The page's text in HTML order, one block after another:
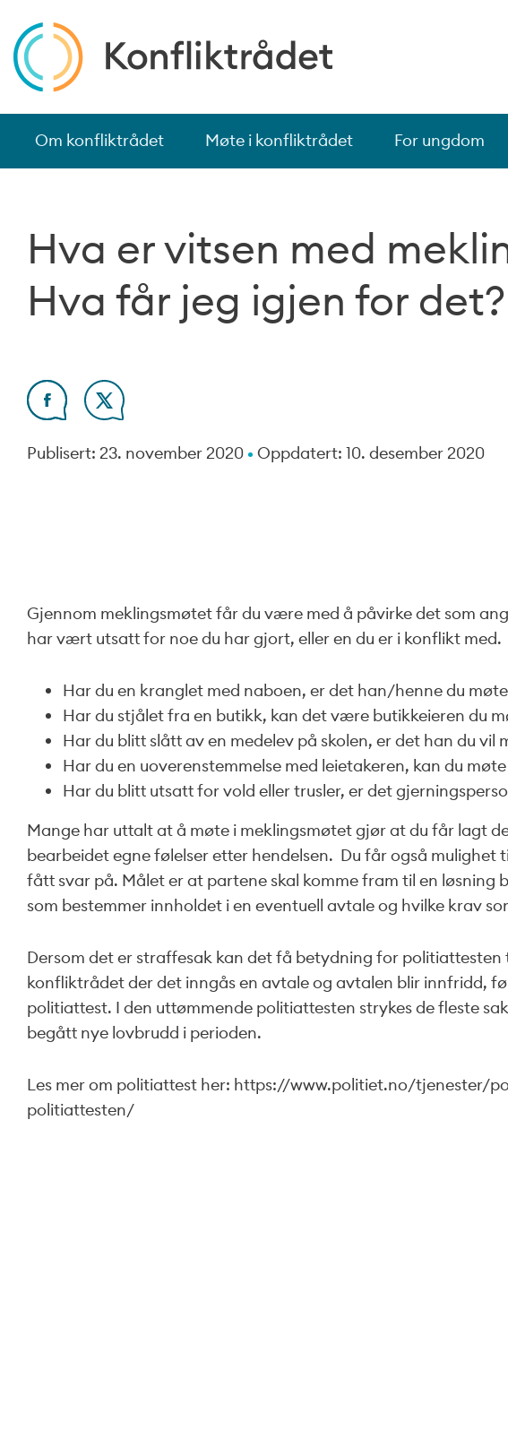
Om konfliktrådet Møte i konfliktrådet For ungdom
Hva er vitsen med
Hva får jeg igjen for det?
Publisert: 23. november 2020 Oppdatert: 10. desember 2020
Gjennom meklingsmøtet får du være med å påvirke det som
har vært utsatt for noe du har gjort, eller en du er i konflikt med.
Har du en kranglet med naboen, er det han/henne du
Har du stjålet fra en butikk, kan det være butikkeieren du
Har du blitt slått av en medelev på skolen, er det han du vil
Har du en uoverenstemmelse med leietakeren, kan du
Har du blitt utsatt for vold eller trusler, er det
Mange har uttalt at å møte i meklingsmøtet gjør at du får lagt
bearbeidet egne følelser etter hendelsen. Du får også mulighet
fått svar på. Målet er at partene skal komme fram til en løsning
som bestemmer innholdet i en eventuell avtale og hvilke krav
Dersom det er straffesak kan det få betydning for politiattesten
konfliktrådet der det inngås en avtale og avtalen blir innfridd,
politiattest. I den uttømmende politiattesten strykes de fleste
begått nye lovbrudd i perioden.
Les mer om politiattest her: https://www.politiet.no/tjenester/
politiattesten/